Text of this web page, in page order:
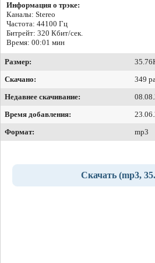
Информация о трэке:
Каналы: Stereo
Частота: 44100 Гц
Битрейт: 320 Кбит/сек.
Время: 00:01 мин
Размер:
Скачано:
349
Недавнее скачивание:
Время добавления:
Формат:
mp3
Скачать (mp3,